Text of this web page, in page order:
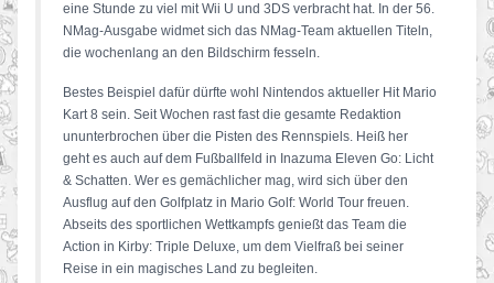
eine Stunde zu viel mit Wii U und 3DS verbracht hat. In der 56.
NMag-Ausgabe widmet sich das NMag-Team aktuellen Titeln,
die wochenlang an den Bildschirm fesseln.
Bestes Beispiel dafür dürfte wohl Nintendos aktueller Hit Mario
Kart 8 sein. Seit Wochen rast fast die gesamte Redaktion
ununterbrochen über die Pisten des Rennspiels. Heiß her
geht es auch auf dem Fußballfeld in Inazuma Eleven Go: Licht
& Schatten. Wer es gemächlicher mag, wird sich über den
Ausflug auf den Golfplatz in Mario Golf: World Tour freuen.
Abseits des sportlichen Wettkampfs genießt das Team die
Action in Kirby: Triple Deluxe, um dem Vielfraß bei seiner
Reise in ein magisches Land zu begleiten.